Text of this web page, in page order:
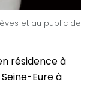
et au public de
résidence à
Eure à